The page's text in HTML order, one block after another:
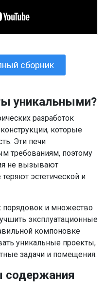
сборник
уникальными?
разработок
которые
Эти печи
требованиям, поэтому
не вызывают
эстетической и
порядовок и множество
эксплуатационные
компоновке
уникальные проекты,
задачи и помещения.
содержания